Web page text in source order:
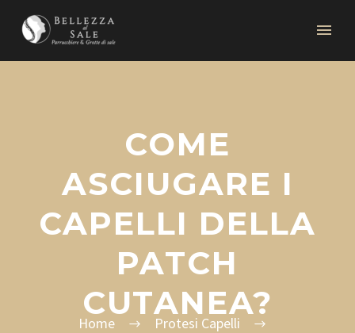
COME
ASCIUGARE I
CAPELLI DELLA
PATCH
CUTANEA?
Home
Protesi Capelli